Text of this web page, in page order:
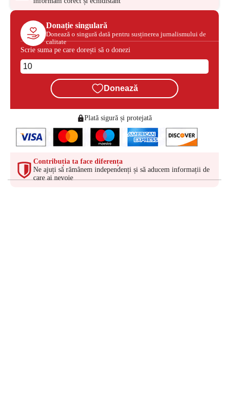
Donație singulară
Donează o singură dată pentru susținerea jurnalismului de
calitate
Scrie suma pe care dorești să o donezi
Donează
Plată sigură și protejată
Contribuția ta face diferența
Ne ajuți să rămânem independenți și să aducem informații de
care ai nevoie